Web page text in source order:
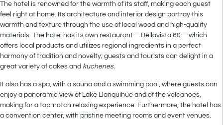
The hotel is renowned for the warmth of its staff, making each guest
feel right at home. Its architecture and interior design portray this
warmth and texture through the use of local wood and high-quality
materials. The hotel has its own restaurant—Bellavista 60—which
offers local products and utilizes regional ingredients in a perfect
harmony of tradition and novelty; guests and tourists can delight in a
great variety of cakes and kuchenes.
It also has a spa, with a sauna and a swimming pool, where guests can
enjoy a panoramic view of Lake Llanquihue and of the volcanoes,
making for a top-notch relaxing experience. Furthermore, the hotel has
a convention center, with pristine meeting rooms and event venues.